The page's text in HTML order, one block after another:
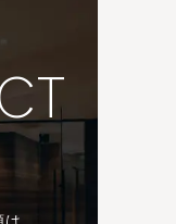
、